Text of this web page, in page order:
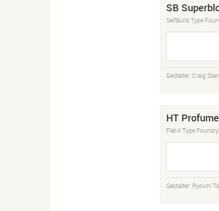
SB
SelfBuild Type
Gestalter: Craig
HT
Flat-it Type Foundry
Gestalter: Ryoichi